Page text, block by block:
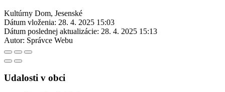
Kultúrny Dom, Jesenské
Dátum vloženia: 28. 4. 2025 15:03
Dátum poslednej aktualizácie: 28. 4. 2025 15:13
Autor: Správce Webu
Udalosti v obci